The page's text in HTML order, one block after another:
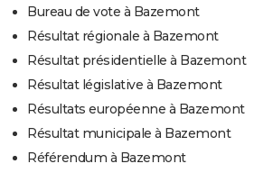
Bureau de vote à Bazemont
Résultat régionale à Bazemont
Résultat présidentielle à Bazemont
Résultat législative à Bazemont
Résultats européenne à Bazemont
Résultat municipale à Bazemont
Référendum à Bazemont